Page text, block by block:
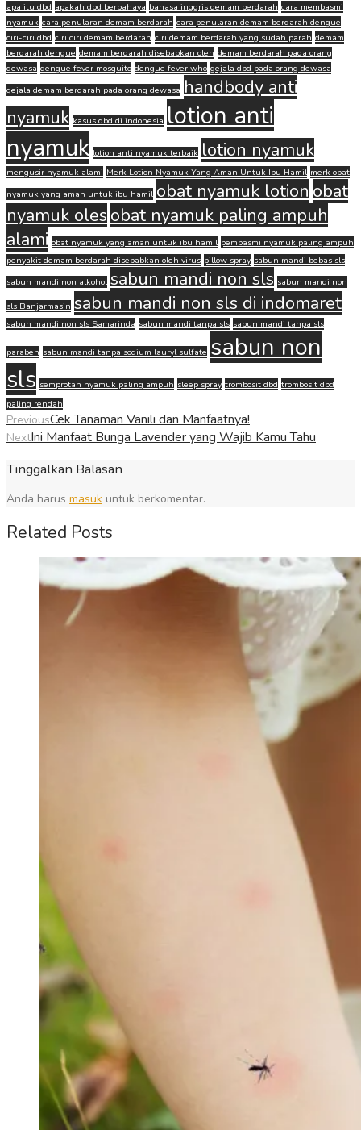
apa itu dbd apakah dbd berbahaya bahasa inggris demam berdarah cara membasmi
nyamuk cara penularan demam berdarah cara penularan demam berdarah dengue
ciri-ciri dbd ciri ciri demam berdarah ciri demam berdarah yang sudah parah demam
berdarah dengue demam berdarah disebabkan oleh demam berdarah pada orang
dewasa dengue fever mosquito dengue fever who gejala dbd pada orang dewasa
gejala demam berdarah pada orang dewasa handbody anti
nyamuk kasus dbd di indonesia lotion anti
nyamuk lotion anti nyamuk terbaik lotion nyamuk
mengusir nyamuk alami Merk Lotion Nyamuk Yang Aman Untuk Ibu Hamil merk obat
nyamuk yang aman untuk ibu hamil obat nyamuk lotion obat
nyamuk oles obat nyamuk paling ampuh
alami obat nyamuk yang aman untuk ibu hamil pembasmi nyamuk paling ampuh
penyakit demam berdarah disebabkan oleh virus pillow spray sabun mandi bebas sls
sabun mandi non alkohol sabun mandi non sls sabun mandi non
sls Banjarmasin sabun mandi non sls di indomaret
sabun mandi non sls Samarinda sabun mandi tanpa sls sabun mandi tanpa sls
paraben sabun mandi tanpa sodium lauryl sulfate sabun non
sls semprotan nyamuk paling ampuh sleep spray trombosit dbd trombosit dbd
paling rendah
PreviousCek Tanaman Vanili dan Manfaatnya!
NextIni Manfaat Bunga Lavender yang Wajib Kamu Tahu
Tinggalkan Balasan
Anda harus masuk untuk berkomentar.
Related Posts